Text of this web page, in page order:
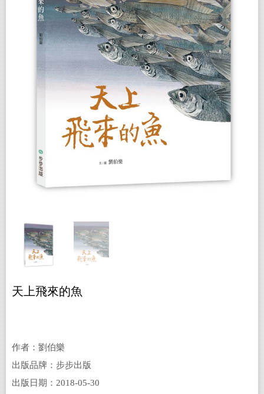
天上飛來的魚
作者：劉伯樂
出版品牌：步步出版
出版日期：2018-05-30